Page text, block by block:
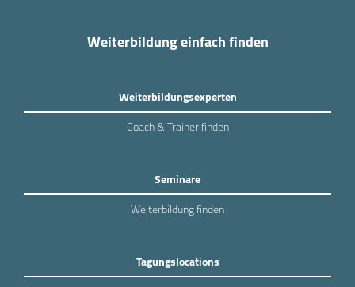
Weiterbildung einfach finden
Weiterbildungsexperten
Coach & Trainer finden
Seminare
Weiterbildung finden
Tagungslocations